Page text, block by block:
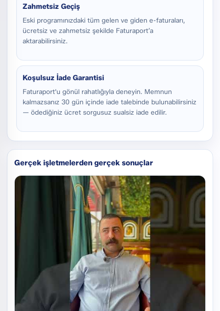
Zahmetsiz Geçiş
Eski programınızdaki tüm gelen ve giden e-faturaları,
ücretsiz ve zahmetsiz şekilde Faturaport’a
aktarabilirsiniz.
Koşulsuz İade Garantisi
Faturaport'u gönül rahatlığıyla deneyin. Memnun
kalmazsanız 30 gün içinde iade talebinde bulunabilirsiniz
— ödediğiniz ücret sorgusuz sualsiz iade edilir.
Gerçek işletmelerden gerçek sonuçlar